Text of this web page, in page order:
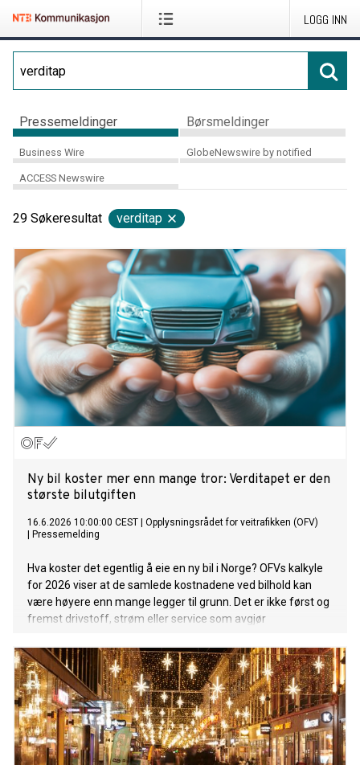
LOGG INN
Pressemeldinger Børsmeldinger
Business Wire GlobeNewswire by notified
ACCESS Newswire
29 Søkeresultat verditap
Ny bil koster mer enn mange tror: Verditapet er den
største bilutgiften
16.6.2026 10:00:00 CEST
Opplysningsrådet for veitrafikken (OFV)
Pressemelding
Hva koster det egentlig å eie en ny bil i Norge? OFVs kalkyle
for 2026 viser at de samlede kostnadene ved bilhold kan
være høyere enn mange legger til grunn. Det er ikke først og
fremst drivstoff, strøm eller service som avgjør